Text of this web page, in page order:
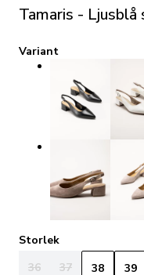
Tamaris - Ljusblå
Variant
Storlek
36
37 38 39